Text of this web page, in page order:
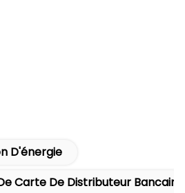
D'énergie
Carte De Distributeur Bancaire